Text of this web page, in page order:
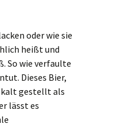
oder wie sie
heißt und
So wie verfaulte
Dieses Bier,
kalt gestellt als
lässt es